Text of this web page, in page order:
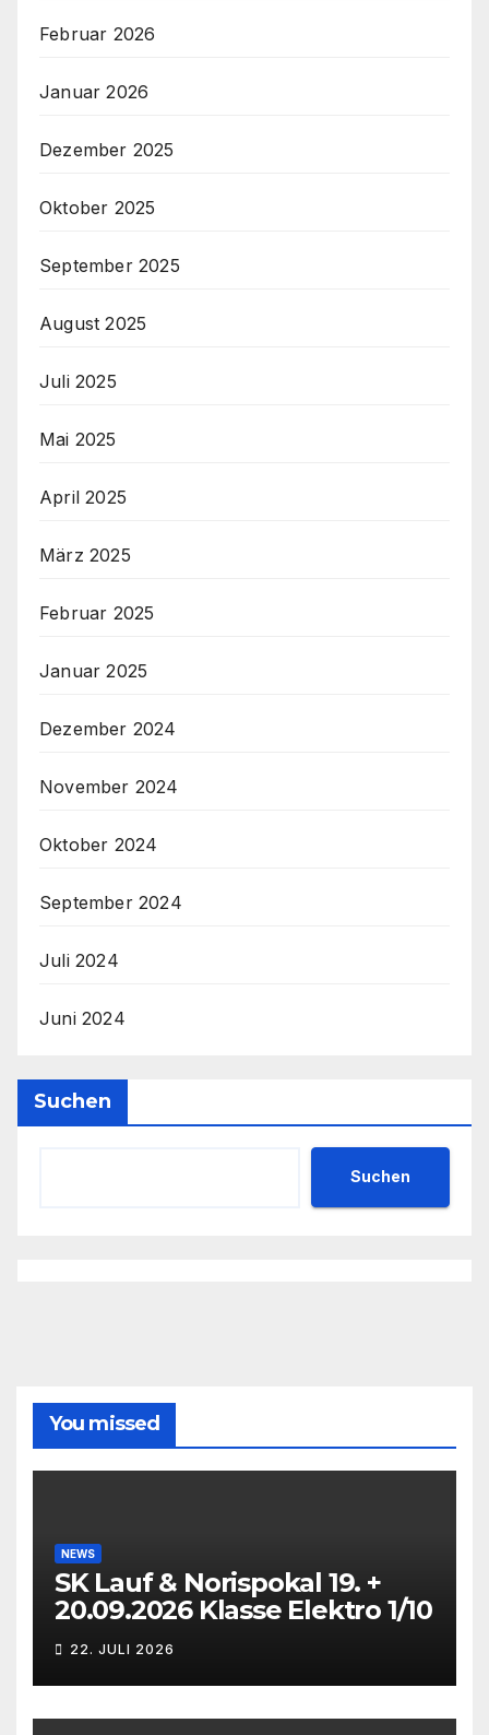
Februar 2026
Januar 2026
Dezember 2025
Oktober 2025
September 2025
August 2025
Juli 2025
Mai 2025
April 2025
März 2025
Februar 2025
Januar 2025
Dezember 2024
November 2024
Oktober 2024
September 2024
Juli 2024
Juni 2024
Suchen
Suchen
You missed
NEWS
SK Lauf & Norispokal 19. +
20.09.2026 Klasse Elektro 1/10
22. JULI 2026